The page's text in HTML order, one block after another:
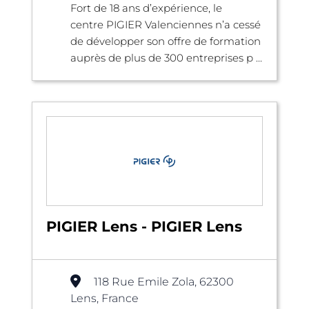
Fort de 18 ans d’expérience, le
centre PIGIER Valenciennes n’a cessé
de développer son offre de formation
auprès de plus de 300 entreprises p ...
PIGIER Lens - PIGIER Lens
118 Rue Emile Zola, 62300
Lens, France